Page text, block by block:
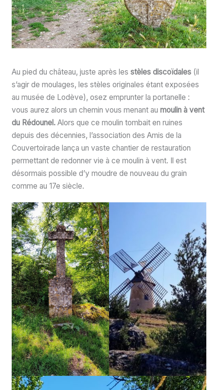
Au pied du château, juste après les stèles discoïdales(il
s’agir de moulages, les stèles originales étant exposées
au musée de Lodève), osez emprunter la portanelle :
vous aurez alors un chemin vous menant au moulin à vent
du Rédounel.Alors que ce moulin tombait en ruines
depuis des décennies, l’association des Amis de la
Couvertoirade lança un vaste chantier de restauration
permettant de redonner vie à ce moulin à vent. Il est
désormais possible d’y moudre de nouveau du grain
comme au 17e siècle.